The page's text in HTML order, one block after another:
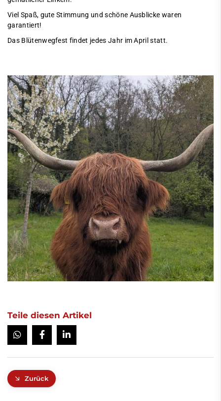
Viel Spaß, gute Stimmung und schöne Ausblicke waren
garantiert!
Das Blütenwegfest findet jedes Jahr im April statt.
Teile diesen Artikel
Zurück